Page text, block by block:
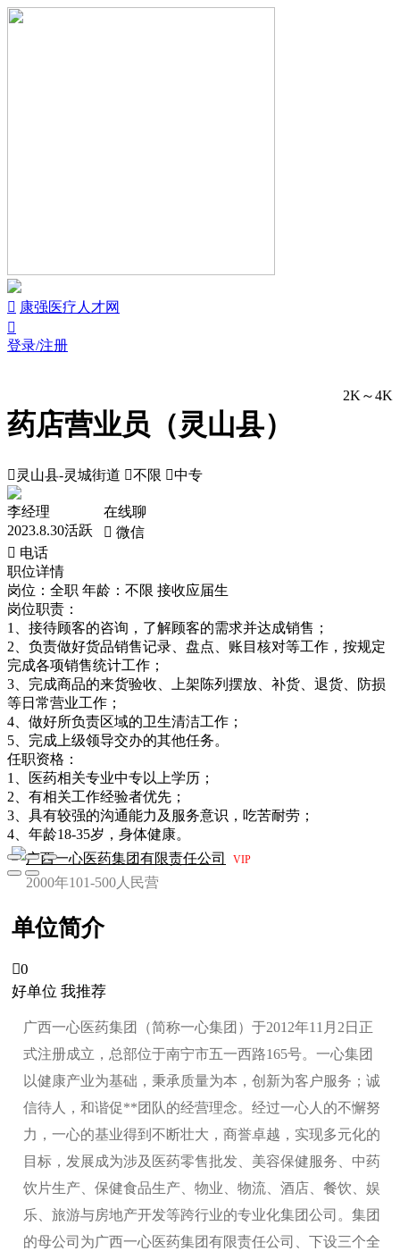
 康强医疗人才网

登录/注册
药店营业员（灵山县）
2K～4K
 灵山县-灵城街道 不限 中专
李经理
2023.8.30活跃
在线聊
 微信
 电话
职位详情
岗位：全职 年龄：不限 接收应届生
岗位职责：
1、接待顾客的咨询，了解顾客的需求并达成销售；
2、负责做好货品销售记录、盘点、账目核对等工作，按规定
完成各项销售统计工作；
3、完成商品的来货验收、上架陈列摆放、补货、退货、防损
等日常营业工作；
4、做好所负责区域的卫生清洁工作；
5、完成上级领导交办的其他任务。
任职资格：
1、医药相关专业中专以上学历；
2、有相关工作经验者优先；
3、具有较强的沟通能力及服务意识，吃苦耐劳；
4、年龄18-35岁，身体健康。
广西一心医药集团有限责任公司
VIP
2000年101-500人 民营
单位简介
0
好单位 我推荐
广西一心医药集团（简称一心集团）于2012年11月2日正
式注册成立，总部位于南宁市五一西路165号。一心集团
以健康产业为基础，秉承质量为本，创新为客户服务；诚
信待人，和谐促**团队的经营理念。经过一心人的不懈努
力，一心的基业得到不断壮大，商誉卓越，实现多元化的
目标，发展成为涉及医药零售批发、美容保健服务、中药
饮片生产、保健食品生产、物业、物流、酒店、餐饮、娱
乐、旅游与房地产开发等跨行业的专业化集团公司。集团
的母公司为广西一心医药集团有限责任公司、下设三个全